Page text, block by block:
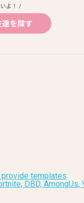
よ！ /
を探す
provide templates
DBD, AmongUs,